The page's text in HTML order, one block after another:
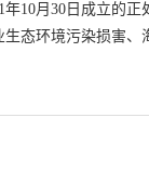
年10月30日成立的
生态环境污染损害、